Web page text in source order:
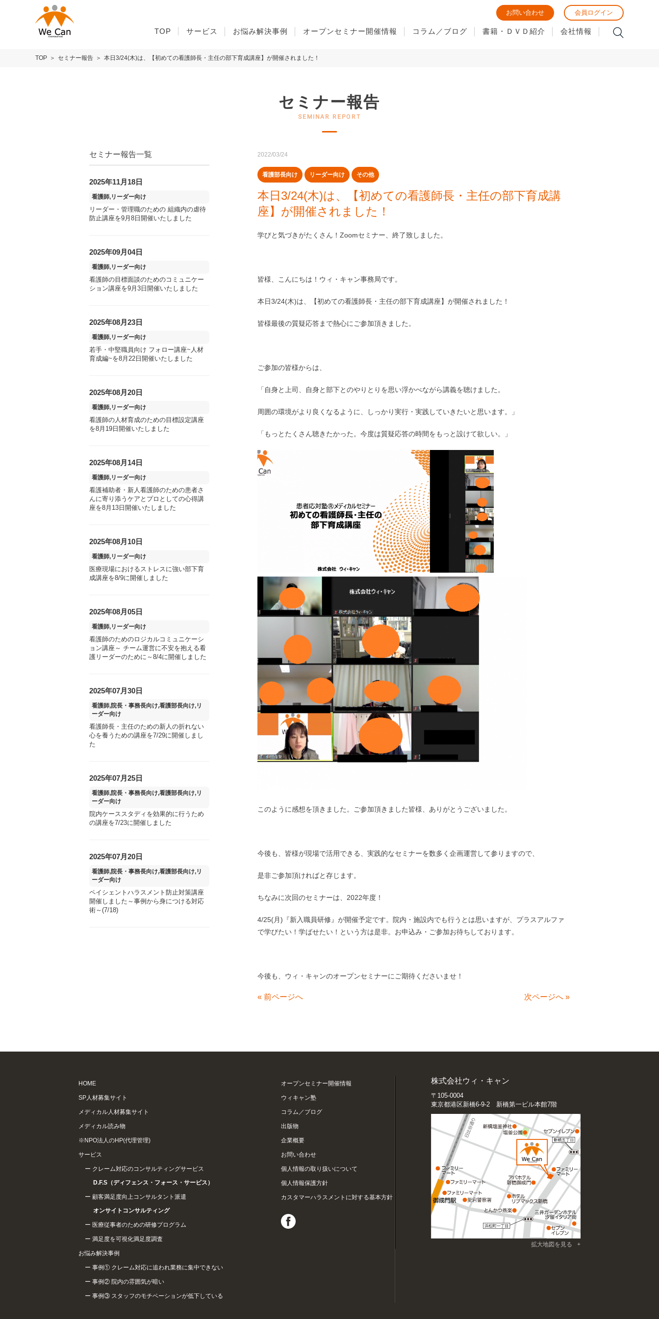
会員ログイン
お問い合わせ
TOP サービス お悩み解決事例 オープンセミナー開催情報 コラム／ブログ 書籍・ＤＶＤ紹介 会社情報
TOP セミナー報告 本日3/24(木)は、【初めての看護師長・主任の部下育成講座】が開催されました！
セミナー報告
2022/03/24
看護部長向け リーダー向け その他
本日3/24(木)は、【初めての看護師長・主任の部下育成講
座】が開催されました！
学びと気づきがたくさん！Zoomセミナー、終了致しました。
皆様、こんにちは！ウィ・キャン事務局です。
本日3/24(木)は、【初めての看護師長・主任の部下育成講座】が開催されました！
皆様最後の質疑応答まで熱心にご参加頂きました。
ご参加の皆様からは、
「自身と上司、自身と部下とのやりとりを思い浮かべながら講義を聴けました。
周囲の環境がより良くなるように、しっかり実行・実践していきたいと思います。」
「もっとたくさん聴きたかった。今度は質疑応答の時間をもっと設けて欲しい。」
このように感想を頂きました。ご参加頂きました皆様、ありがとうございました。
今後も、皆様が現場で活用できる、実践的なセミナーを数多く企画運営して参りますので、
是非ご参加頂ければと存じます。
ちなみに次回のセミナーは、2022年度！
4/25(月)『新入職員研修』が開催予定です。院内・施設内でも行うとは思いますが、プラスアルファ
で学びたい！学ばせたい！という方は是非。お申込み・ご参加お待ちしております。
今後も、ウィ・キャンのオープンセミナーにご期待くださいませ！
« 前ページへ 次ページへ »
セミナー報告一覧
2025年11月18日
看護師,リーダー向け
リーダー・管理職のための 組織内の虐待
防止講座を9月8日開催いたしました
2025年09月04日
看護師,リーダー向け
看護師の目標面談のためのコミュニケー
ション講座を9月3日開催いたしました
2025年08月23日
看護師,リーダー向け
若手・中堅職員向け フォロー講座~人材
育成編~を8月22日開催いたしました
2025年08月20日
看護師,リーダー向け
看護師の人材育成のための目標設定講座
を8月19日開催いたしました
2025年08月14日
看護師,リーダー向け
看護補助者・新人看護師のための患者さ
んに寄り添うケアとプロとしての心得講
座を8月13日開催いたしました
2025年08月10日
看護師,リーダー向け
医療現場におけるストレスに強い部下育
成講座を8/9に開催しました
2025年08月05日
看護師,リーダー向け
看護師のためのロジカルコミュニケーシ
ョン講座～ チーム運営に不安を抱える看
護リーダーのために～8/4に開催しました
2025年07月30日
看護師,院長・事務長向け,看護部長向け,リ
ーダー向け
看護師長・主任のための新人の折れない
心を養うための講座を7/29に開催しまし
た
2025年07月25日
看護師,院長・事務長向け,看護部長向け,リ
ーダー向け
院内ケーススタディを効果的に行うため
の講座を7/23に開催しました
2025年07月20日
看護師,院長・事務長向け,看護部長向け,リ
ーダー向け
ペイシェントハラスメント防止対策講座
開催しました～事例から身につける対応
術～(7/18)
HOME
SP人材募集サイト
メディカル人材募集サイト
メディカル読み物
※NPO法人のHP(代理管理)
サービス
クレーム対応のコンサルティングサービス
D.F.S（ディフェンス・フォース・サービス）
顧客満足度向上コンサルタント派遣
オンサイトコンサルティング
医療従事者のための研修プログラム
満足度を可視化満足度調査
お悩み解決事例
事例① クレーム対応に追われ業務に集中できない
事例② 院内の雰囲気が暗い
事例③ スタッフのモチベーションが低下している
オープンセミナー開催情報
ウィキャン塾
コラム／ブログ
出版物
企業概要
お問い合わせ
個人情報の取り扱いについて
個人情報保護方針
カスタマーハラスメントに対する基本方針
株式会社ウィ・キャン
〒105-0004
東京都港区新橋6-9-2 新橋第一ビル本館7階
拡大地図を見る